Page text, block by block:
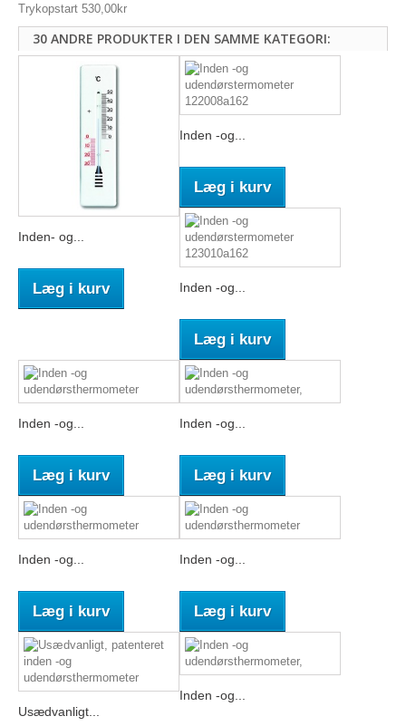
Trykopstart 530,00kr
30 ANDRE PRODUKTER I DEN SAMME KATEGORI:
Inden- og...
Læg i kurv
Inden -og...
Læg i kurv
Inden -og...
Læg i kurv
Inden -og...
Læg i kurv
Inden -og...
Læg i kurv
Inden -og...
Læg i kurv
Inden -og...
Læg i kurv
Usædvanligt...
Inden -og...